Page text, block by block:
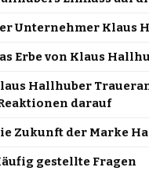
Unternehmer Klaus
Erbe von Klaus
Hallhuber
darauf
Zukunft der Marke
gestellte Fragen